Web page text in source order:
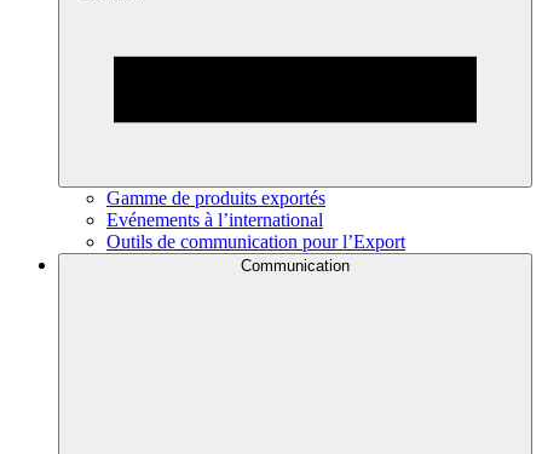
Gamme de produits exportés
Evénements à l’international
Outils de communication pour l’Export
Communication